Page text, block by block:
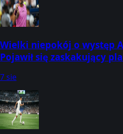
Wielki niepokój o występ
Pojawił się zaskakujący
7 sie